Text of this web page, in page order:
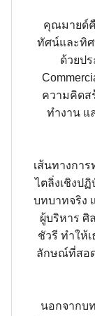
คุณมายด์คื
ทัศน์และทิศ
ด้วยป
ความคิดส
ทำงาน แ
เส้นทางกา
ไตลิ่งเชิงป
บทบาทจริง
ผู้บริหาร ศิ
ชัวรี ทำให้
ลักษณ์ที่สอ
นอกจากบ